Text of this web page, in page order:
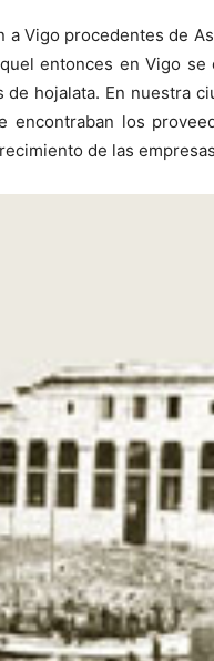
a Vigo procedentes de
entonces en Vigo
de hojalata. En nuestra
encontraban los
de las